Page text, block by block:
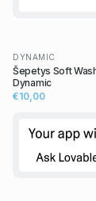
DYNAMIC
Šepetys Soft
Dynamic
€10,00